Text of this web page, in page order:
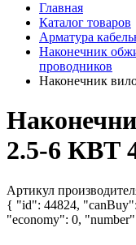
Главная
Каталог товаров
Арматура
Наконечник
проводников
Наконечник
2.5-6 КВТ
Артикул
{ "id": 44824,
"economy": 0,